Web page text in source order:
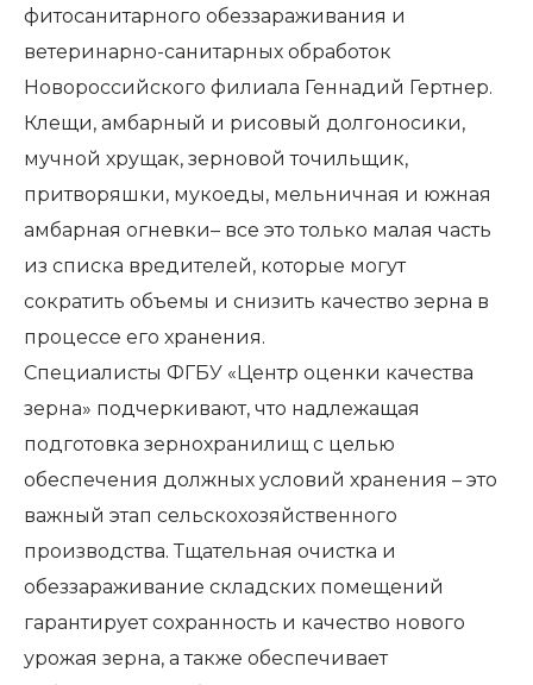
фитосанитарного обеззараживания и
ветеринарно-санитарных обработок
Новороссийского филиала Геннадий Гертнер.
Клещи, амбарный и рисовый долгоносики,
мучной хрущак, зерновой точильщик,
притворяшки, мукоеды, мельничная и южная
амбарная огневки– все это только малая часть
из списка вредителей, которые могут
сократить объемы и снизить качество зерна в
процессе его хранения.
Специалисты ФГБУ «Центр оценки качества
зерна» подчеркивают, что надлежащая
подготовка зернохранилищ с целью
обеспечения должных условий хранения – это
важный этап сельскохозяйственного
производства. Тщательная очистка и
обеззараживание складских помещений
гарантирует сохранность и качество нового
урожая зерна, а также обеспечивает